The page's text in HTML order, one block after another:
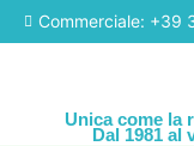
Commerciale: +39
Unica come la
Dal 1981 al